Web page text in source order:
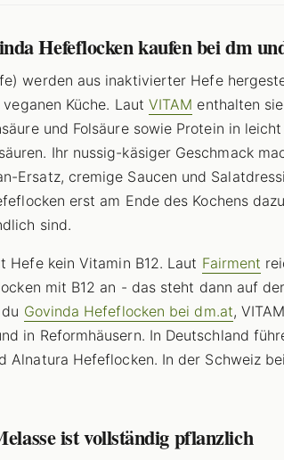
Hefeflocken kaufen bei dm
werden aus inaktivierter Hefe
Küche. Laut VITAM enthalten
und Folsäure sowie Protein in leicht
Ihr nussig-käsiger Geschmack
Ersatz, cremige Saucen und
erst am Ende des Kochens
sind.
Hefe kein Vitamin B12. Laut Fairment
mit B12 an - das steht dann auf
Govinda Hefeflocken bei dm.at,
in Reformhäusern. In Deutschland
Alnatura Hefeflocken. In der Schweiz
ist vollständig pflanzlich